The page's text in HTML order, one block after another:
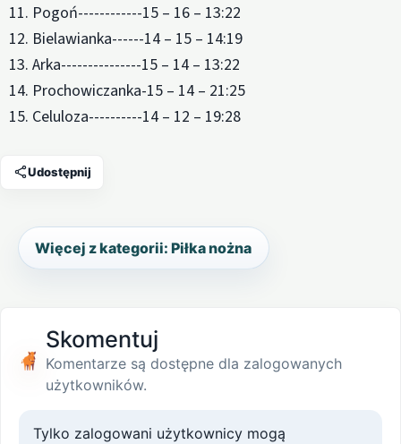
11. Pogoń------------15 – 16 – 13:22
12. Bielawianka------14 – 15 – 14:19
13. Arka---------------15 – 14 – 13:22
14. Prochowiczanka-15 – 14 – 21:25
15. Celuloza----------14 – 12 – 19:28
Udostępnij
Więcej z kategorii: Piłka nożna
Skomentuj
Komentarze są dostępne dla zalogowanych
użytkowników.
Tylko zalogowani użytkownicy mogą